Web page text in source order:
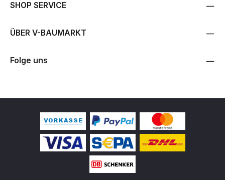
SHOP SERVICE
ÜBER V-BAUMARKT
Folge uns